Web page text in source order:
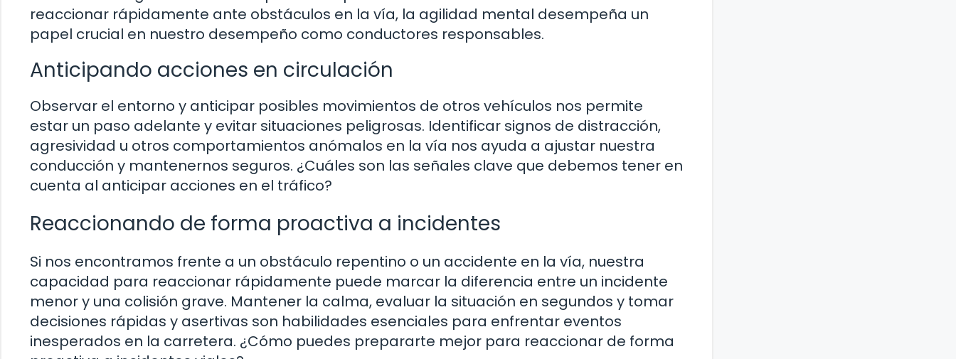
reaccionar rápidamente ante obstáculos en la vía, la agilidad mental desempeña un
papel crucial en nuestro desempeño como conductores responsables.
Anticipando acciones en circulación
Observar el entorno y anticipar posibles movimientos de otros vehículos nos permite
estar un paso adelante y evitar situaciones peligrosas. Identificar signos de distracción,
agresividad u otros comportamientos anómalos en la vía nos ayuda a ajustar nuestra
conducción y mantenernos seguros. ¿Cuáles son las señales clave que debemos tener en
cuenta al anticipar acciones en el tráfico?
Reaccionando de forma proactiva a incidentes
Si nos encontramos frente a un obstáculo repentino o un accidente en la vía, nuestra
capacidad para reaccionar rápidamente puede marcar la diferencia entre un incidente
menor y una colisión grave. Mantener la calma, evaluar la situación en segundos y tomar
decisiones rápidas y asertivas son habilidades esenciales para enfrentar eventos
inesperados en la carretera. ¿Cómo puedes prepararte mejor para reaccionar de forma